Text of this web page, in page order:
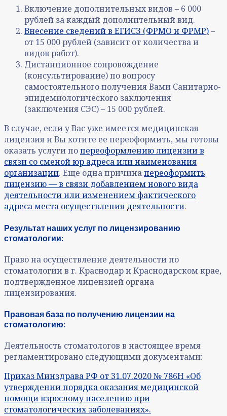
Включение дополнительных видов – 6 000
рублей за каждый дополнительный вид.
Внесение сведений в ЕГИСЗ (ФРМО и ФРМР)–
от 15 000 рублей (зависит от количества и
видов работ).
Дистанционное сопровождение
(консультирование) по вопросу
самостоятельного получения Вами Санитарно-
эпидемиологического заключения
(заключения СЭС) – 15 000 рублей.
В случае, если у Вас уже имеется медицинская
лицензия и Вы хотите ее переоформить, мы готовы
оказать услуги попереоформлению лицензии в
связи со сменой юр адреса или наименования
организации. Еще одна причинапереоформить
лицензию — в связи добавлением нового вида
деятельности или изменением фактического
адреса места осуществления деятельности.
Результат наших услуг по лицензированию
стоматологии:
Право на осуществление деятельности по
стоматологии в г. Краснодар и Краснодарском крае,
подтвержденное лицензией органа
лицензирования.
Правовая база по получению лицензии на
стоматологию:
Деятельность стоматологов в настоящее время
регламентировано следующими документами:
Приказ Минздрава РФ от 31.07.2020 № 786Н «Об
утверждении порядка оказания медицинской
помощи взрослому населению при
стоматологических заболеваниях».